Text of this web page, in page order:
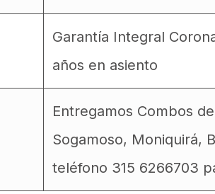
Garantía Integral
años en asiento
Entregamos Combos
Sogamoso, Moniquirá,
teléfono 315 6266703